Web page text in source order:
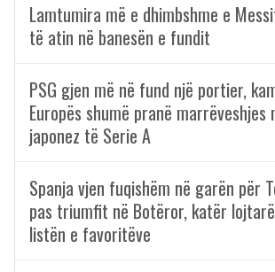
Lamtumira më e dhimbshme e
të atin në banesën e fundit
PSG gjen më në fund një portier,
Europës shumë pranë marrëveshjes
japonez të Serie A
Spanja vjen fuqishëm në garën për
pas triumfit në Botëror, katër
listën e favoritëve